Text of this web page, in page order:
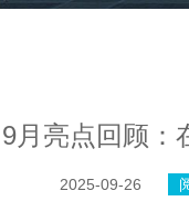
月亮点回顾：
2025-09-26